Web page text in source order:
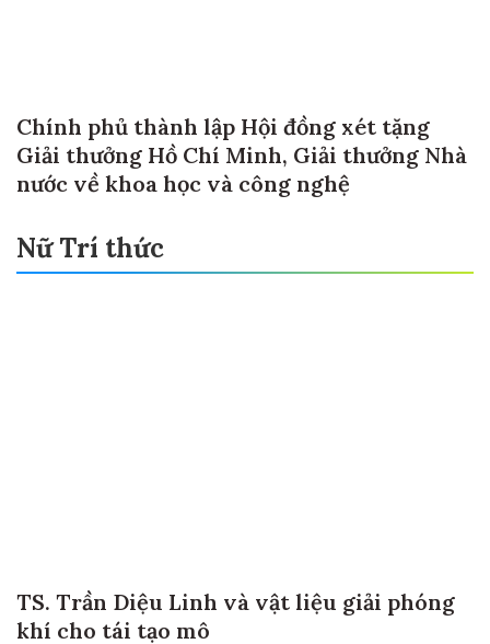
Chính phủ thành lập Hội đồng xét tặng
Giải thưởng Hồ Chí Minh, Giải thưởng Nhà
nước về khoa học và công nghệ
Nữ Trí thức
TS. Trần Diệu Linh và vật liệu giải phóng
khí cho tái tạo mô